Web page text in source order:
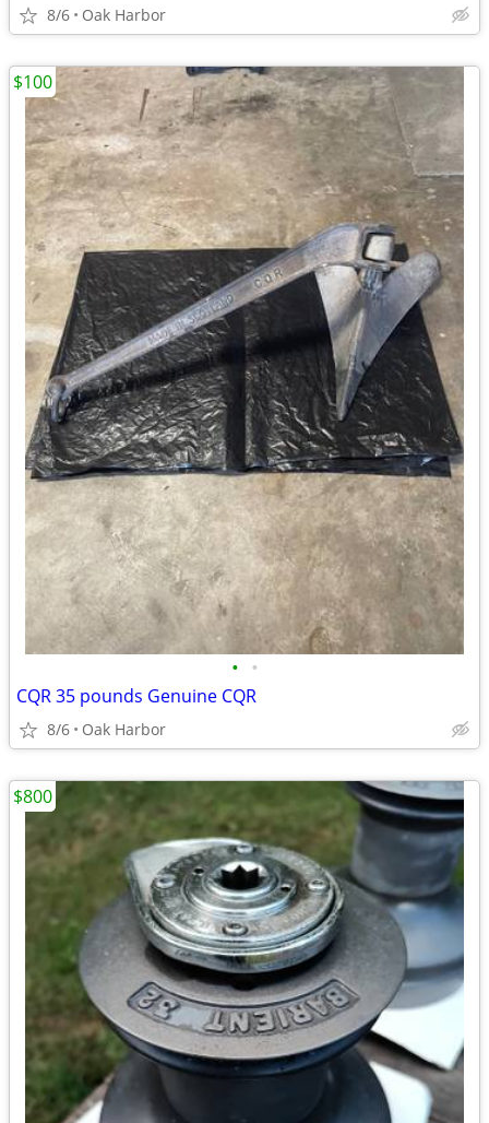
8/6 Oak Harbor
• •
CQR 35 pounds Genuine CQR
8/6 Oak Harbor
$100
$800